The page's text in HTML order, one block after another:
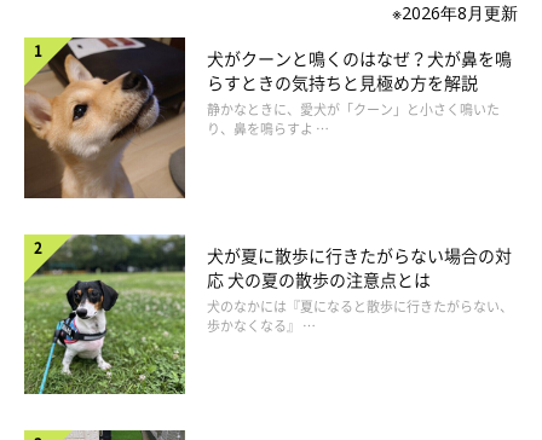
犬が遠吠えをする主な理由は、
仲間とのコミュニケーション
縄張りの主張
などが挙げられますが、これは犬の祖先であるオオカミから受け
継いだ本能的な行動ともいわれています。
※2026年8月更新
犬がクーンと鳴くのはなぜ？犬が鼻を鳴
らすときの気持ちと見極め方を解説
静かなときに、愛犬が「クーン」と小さく鳴いた
り、鼻を鳴らすよ …
犬が夏に散歩に行きたがらない場合の対
応 犬の夏の散歩の注意点とは
犬のなかには『夏になると散歩に行きたがらない、
歩かなくなる』 …